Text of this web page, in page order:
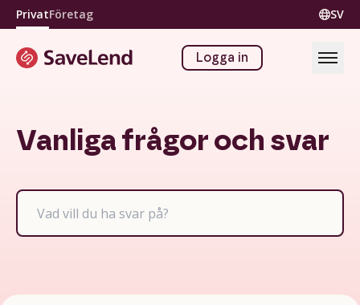
PrivatFöretag SV
Logga in
Vanliga frågor och svar